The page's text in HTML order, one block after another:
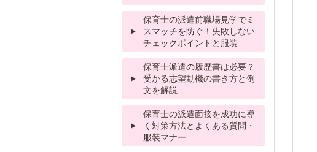
保育士の派遣前職場見学でミ
スマッチを防ぐ！失敗しない
チェックポイントと服装
保育士派遣の履歴書は必要？
受かる志望動機の書き方と例
文を解説
保育士の派遣面接を成功に導
く対策方法とよくある質問・
服装マナー